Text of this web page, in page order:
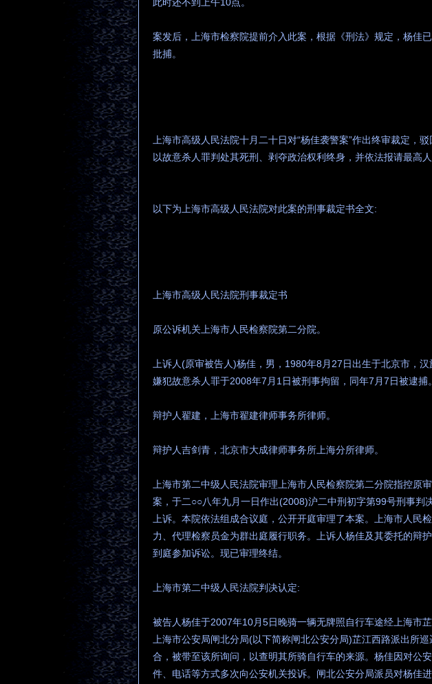
案发后，上海市检察院提前介入此案，根据《刑法》规定，杨佳
批捕。
上海市高级人民法院十月二十日对“杨佳袭警案”作出终审裁定，
以故意杀人罪判处其死刑、剥夺政治权利终身，并依法报请最高人
以下为上海市高级人民法院对此案的刑事裁定书全文:
上海市高级人民法院刑事裁定书
原公诉机关上海市人民检察院第二分院。
上诉人(原审被告人)杨佳，男，1980年8月27日出生于北京市，
嫌犯故意杀人罪于2008年7月1日被刑事拘留，同年7月7日被逮捕
辩护人翟建，上海市翟建律师事务所律师。
辩护人吉剑青，北京市大成律师事务所上海分所律师。
上海市第二中级人民法院审理上海市人民检察院第二分院指控原
案，于二○○八年九月一日作出(2008)沪二中刑初字第99号刑事判
上诉。本院依法组成合议庭，公开开庭审理了本案。上海市人民
力、代理检察员金为群出庭履行职务。上诉人杨佳及其委托的辩
到庭参加诉讼。现已审理终结。
上海市第二中级人民法院判决认定:
被告人杨佳于2007年10月5日晚骑一辆无牌照自行车途经上海市
上海市公安局闸北分局(以下简称闸北公安分局)芷江西路派出所
合，被带至该所询问，以查明其所骑自行车的来源。杨佳因对公
件、电话等方式多次向公安机关投诉。闸北公安分局派员对杨佳